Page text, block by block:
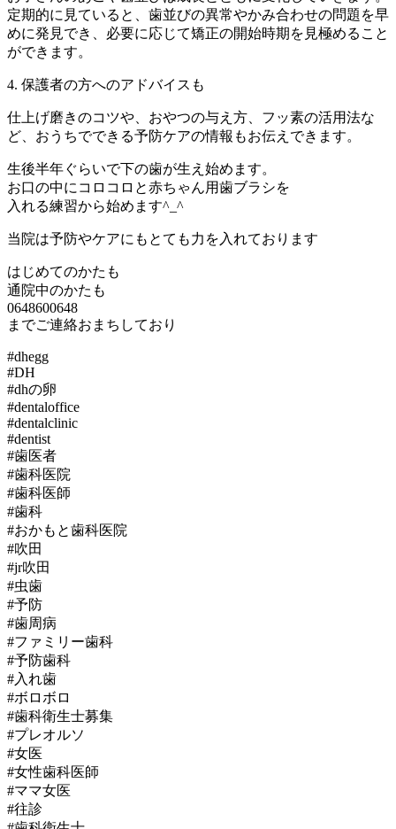
定期的に見ていると、歯並びの異常やかみ合わせの問題を早
めに発見でき、必要に応じて矯正の開始時期を見極めること
ができます。
4. 保護者の方へのアドバイスも
仕上げ磨きのコツや、おやつの与え方、フッ素の活用法な
ど、おうちでできる予防ケアの情報もお伝えできます。
生後半年ぐらいで下の歯が生え始めます。
お口の中にコロコロと赤ちゃん用歯ブラシを
入れる練習から始めます^_^
当院は予防やケアにもとても力を入れております
はじめてのかたも
通院中のかたも
0648600648
までご連絡おまちしており
#dhegg
#DH
#dhの卵
#dentaloffice
#dentalclinic
#dentist
#歯医者
#歯科医院
#歯科医師
#歯科
#おかもと歯科医院
#吹田
#jr吹田
#虫歯
#予防
#歯周病
#ファミリー歯科
#予防歯科
#入れ歯
#ボロボロ
#歯科衛生士募集
#プレオルソ
#女医
#女性歯科医師
#ママ女医
#往診